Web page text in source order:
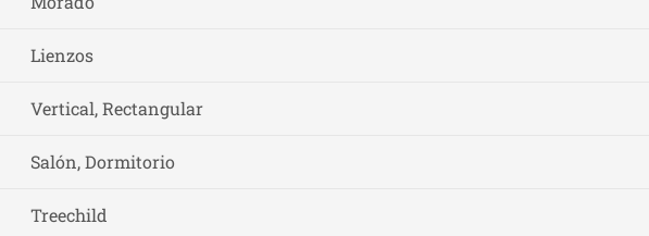
Lienzos
Vertical, Rectangular
Salón, Dormitorio
Treechild